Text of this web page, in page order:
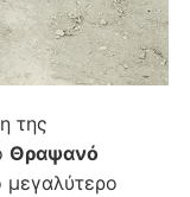
της
Θραψανό
μεγαλύτερο